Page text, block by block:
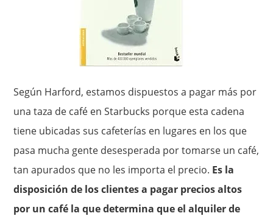
Según Harford, estamos dispuestos a pagar más por
una taza de café en Starbucks porque esta cadena
tiene ubicadas sus cafeterías en lugares en los que
pasa mucha gente desesperada por tomarse un café,
tan apurados que no les importa el precio. Es la
disposición de los clientes a pagar precios altos
por un café la que determina que el alquiler de